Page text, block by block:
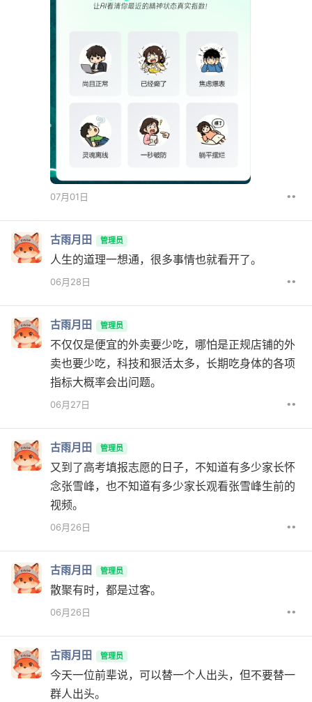
07月01日 ••
古雨月田 管理员
人生的道理一想通，很多事情也就看开了。
06月28日 ••
古雨月田 管理员
不仅仅是便宜的外卖要少吃，哪怕是正规店铺的外
卖也要少吃，科技和狠活太多，长期吃身体的各项
指标大概率会出问题。
06月27日 ••
古雨月田 管理员
又到了高考填报志愿的日子，不知道有多少家长怀
念张雪峰，也不知道有多少家长观看张雪峰生前的
视频。
06月26日 ••
古雨月田 管理员
散聚有时，都是过客。
06月26日 ••
古雨月田 管理员
今天一位前辈说，可以替一个人出头，但不要替一
群人出头。